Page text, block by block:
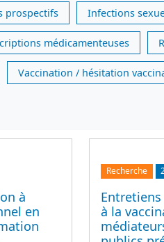
prospectifs Infections
médicamenteuses
Vaccination / hésitation
à
en
Recherche
à la